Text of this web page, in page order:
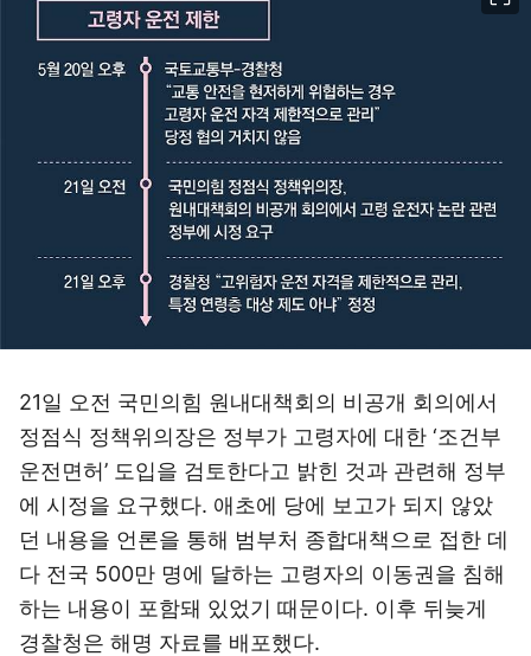
21일 오전 국민의힘 원내대책회의 비공개 회의에서
정점식 정책위의장은 정부가 고령자에 대한 ‘조건부
운전면허’ 도입을 검토한다고 밝힌 것과 관련해 정부
에 시정을 요구했다. 애초에 당에 보고가 되지 않았
던 내용을 언론을 통해 범부처 종합대책으로 접한 데
다 전국 500만 명에 달하는 고령자의 이동권을 침해
하는 내용이 포함돼 있었기 때문이다. 이후 뒤늦게
경찰청은 해명 자료를 배포했다.